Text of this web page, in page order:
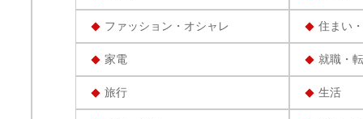
ファッション・オシャレ 住まい
家電 就職・
旅行 生活